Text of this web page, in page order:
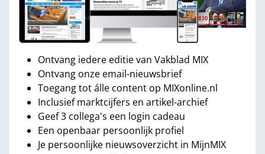
Ontvang iedere editie van Vakblad MIX
Ontvang onze email-nieuwsbrief
Toegang tot álle content op MIXonline.nl
Inclusief marktcijfers en artikel-archief
Geef 3 collega's een login cadeau
Een openbaar persoonlijk profiel
Je persoonlijke nieuwsoverzicht in MijnMIX